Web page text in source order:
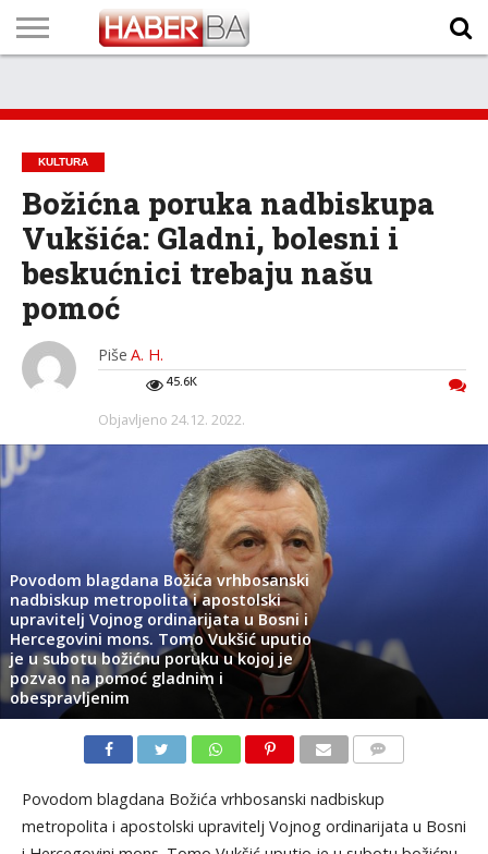
TECH
PROGRAM
PROGNOZA
PUTEVIMA
LISTA
NAMA
KULTURA
Božićna poruka nadbiskupa
Vukšića: Gladni, bolesni i
beskućnici trebaju našu
pomoć
Piše A. H.
45.6K
Objavljeno 24.12. 2022.
Povodom blagdana Božića vrhbosanski
nadbiskup metropolita i apostolski
upravitelj Vojnog ordinarijata u Bosni i
Hercegovini mons. Tomo Vukšić uputio
je u subotu božićnu poruku u kojoj je
pozvao na pomoć gladnim i
obespravljenim
Povodom blagdana Božića vrhbosanski nadbiskup
metropolita i apostolski upravitelj Vojnog ordinarijata u Bosni